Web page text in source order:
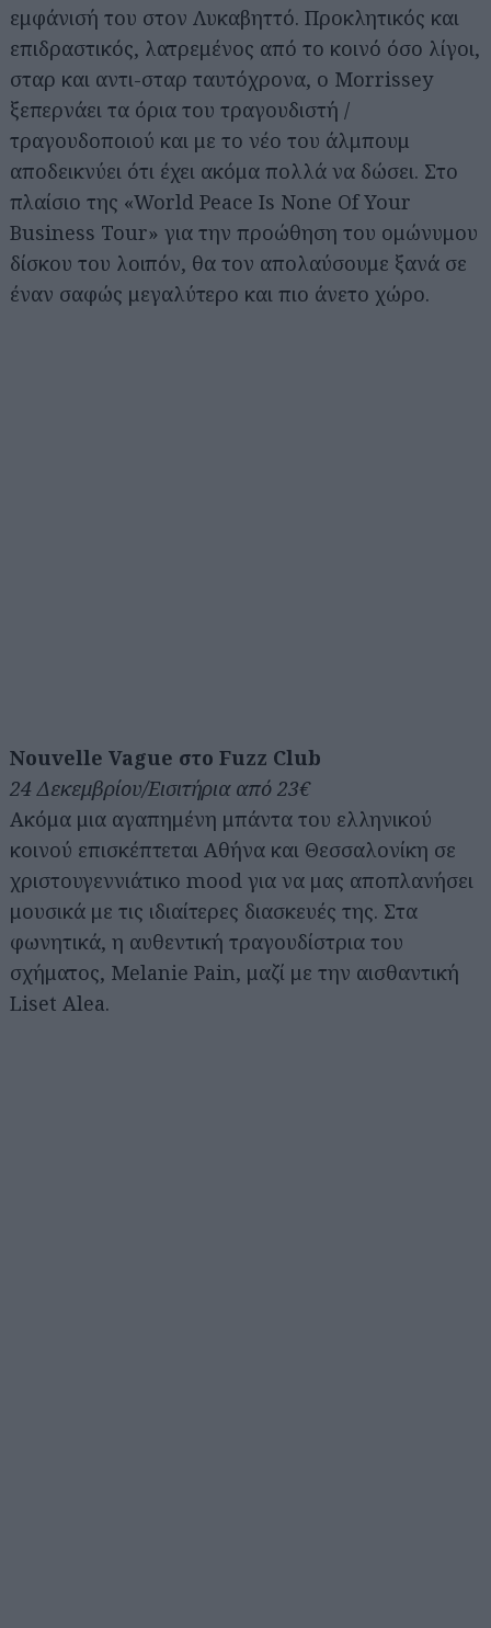
εμφάνισή του στον Λυκαβηττό. Προκλητικός και
επιδραστικός, λατρεμένος από το κοινό όσο λίγοι,
σταρ και αντι-σταρ ταυτόχρονα, ο Morrissey
ξεπερνάει τα όρια του τραγουδιστή /
τραγουδοποιού και με το νέο του άλμπουμ
αποδεικνύει ότι έχει ακόμα πολλά να δώσει. Στο
πλαίσιο της «World Peace Is None Of Your
Business Tour» για την προώθηση του ομώνυμου
δίσκου του λοιπόν, θα τον απολαύσουμε ξανά σε
έναν σαφώς μεγαλύτερο και πιο άνετο χώρο.
Nouvelle Vague στο Fuzz Club
24 Δεκεμβρίου/Εισιτήρια από 23€
Ακόμα μια αγαπημένη μπάντα του ελληνικού
κοινού επισκέπτεται Αθήνα και Θεσσαλονίκη σε
χριστουγεννιάτικο mood για να μας αποπλανήσει
μουσικά με τις ιδιαίτερες διασκευές της. Στα
φωνητικά, η αυθεντική τραγουδίστρια του
σχήματος, Melanie Pain, μαζί με την αισθαντική
Liset Alea.